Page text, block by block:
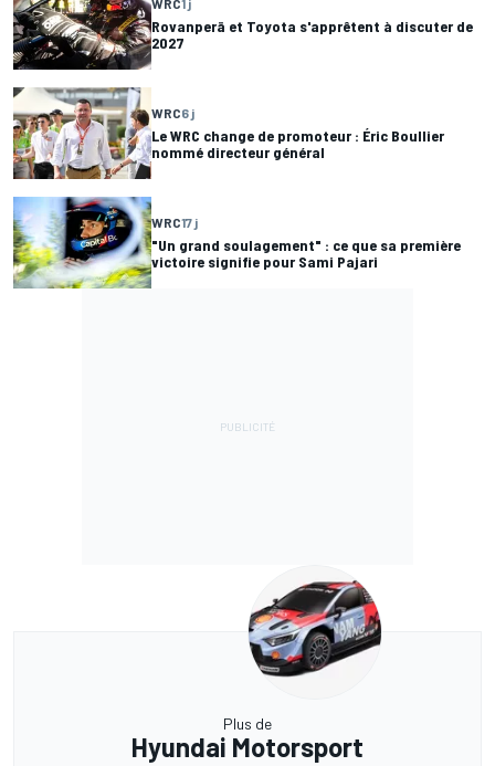
WRC1 j
Rovanperä et Toyota s'apprêtent à discuter de
2027
WRC6 j
Le WRC change de promoteur : Éric Boullier
nommé directeur général
WRC17 j
"Un grand soulagement" : ce que sa première
victoire signifie pour Sami Pajari
Plus de
Hyundai Motorsport